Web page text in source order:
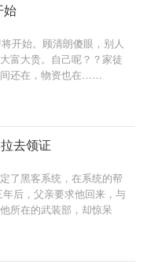
始
开始。顾清朗傻眼，别人
富大贵。自己呢？？家徒
间还在，物资也在……
去领证
了黑客系统，在系统的帮
后，父亲要求他回来，与
所在的武装部，却惊呆